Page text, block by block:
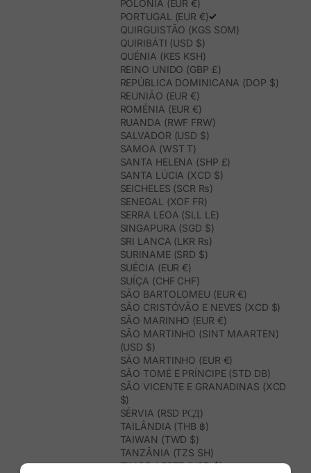
POLÓNIA (EUR €)
PORTUGAL (EUR €)
QUIRGUISTÃO (KGS SOM)
QUIRIBÁTI (USD $)
QUÉNIA (KES KSH)
REINO UNIDO (GBP £)
REPÚBLICA DOMINICANA (DOP $)
REUNIÃO (EUR €)
ROMÉNIA (EUR €)
RUANDA (RWF FRW)
SALVADOR (USD $)
SAMOA (WST T)
SANTA HELENA (SHP £)
SANTA LÚCIA (XCD $)
SEICHELES (SCR ₨)
SENEGAL (XOF FR)
SERRA LEOA (SLL LE)
SINGAPURA (SGD $)
SRI LANCA (LKR ₨)
SURINAME (SRD $)
SUÉCIA (EUR €)
SUÍÇA (CHF CHF)
SÃO BARTOLOMEU (EUR €)
SÃO CRISTÓVÃO E NEVES (XCD $)
SÃO MARINHO (EUR €)
SÃO MARTINHO (SINT MAARTEN)
(USD $)
SÃO MARTINHO (EUR €)
SÃO TOMÉ E PRÍNCIPE (STD DB)
SÃO VICENTE E GRANADINAS (XCD
$)
SÉRVIA (RSD РСД)
TAILÂNDIA (THB ฿)
TAIWAN (TWD $)
TANZÂNIA (TZS SH)
TIMOR-LESTE (USD $)